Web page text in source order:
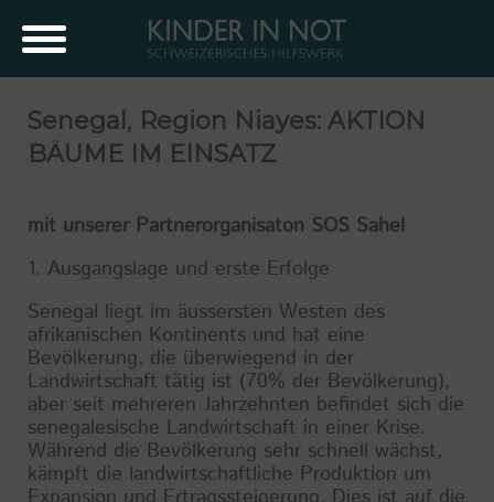
Senegal, Region Niayes: AKTION
BÄUME IM EINSATZ
mit unserer Partnerorganisaton SOS Sahel
1. Ausgangslage und erste Erfolge
Senegal liegt im äussersten Westen des
afrikanischen Kontinents und hat eine
Bevölkerung, die überwiegend in der
Landwirtschaft tätig ist (70% der Bevölkerung),
aber seit mehreren Jahrzehnten befindet sich die
senegalesische Landwirtschaft in einer Krise.
Während die Bevölkerung sehr schnell wächst,
kämpft die landwirtschaftliche Produktion um